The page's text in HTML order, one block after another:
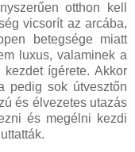
otthon kell
vicsorít az arcába,
betegsége miatt
luxus, valaminek a
ígérete. Akkor
pedig sok útvesztőn
és élvezetes utazás
és megélni kezdi